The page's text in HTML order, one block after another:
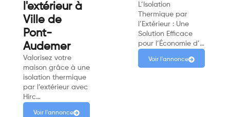
l'extérieur à
Ville de
Pont-
Audemer
Valorisez votre
maison grâce à une
isolation thermique
par l’extérieur avec
Hirc…
Voir l'annonce
L’Isolation
Thermique par
l’Extérieur : Une
Solution Efficace
pour l’Économie d’…
Voir l'annonce